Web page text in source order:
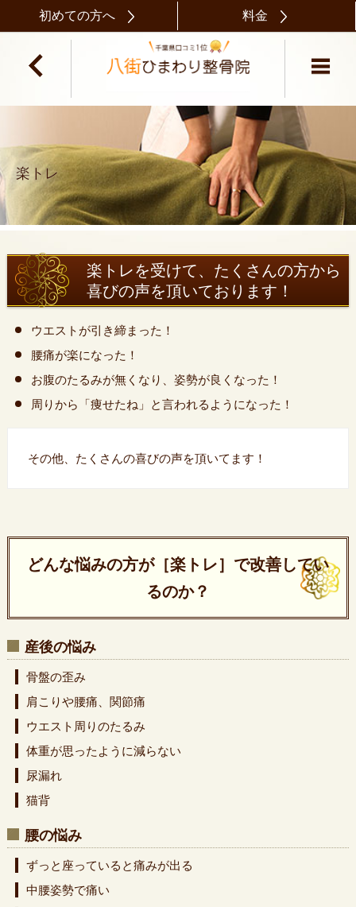
初めての方へ 料金
楽トレ
楽トレを受けて、たくさんの方から
喜びの声を頂いております！
ウエストが引き締まった！
腰痛が楽になった！
お腹のたるみが無くなり、姿勢が良くなった！
周りから「痩せたね」と言われるようになった！
その他、たくさんの喜びの声を頂いてます！
どんな悩みの方が［楽トレ］で改善してい
るのか？
産後の悩み
骨盤の歪み
肩こりや腰痛、関節痛
ウエスト周りのたるみ
体重が思ったように減らない
尿漏れ
猫背
腰の悩み
ずっと座っていると痛みが出る
中腰姿勢で痛い